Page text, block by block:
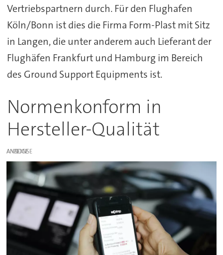
Vertriebspartnern durch. Für den Flughafen
Köln/Bonn ist dies die Firma Form-Plast mit Sitz
in Langen, die unter anderem auch Lieferant der
Flughäfen Frankfurt und Hamburg im Bereich
des Ground Support Equipments ist.
Normenkonform in
Hersteller-Qualität
ANZEIGE